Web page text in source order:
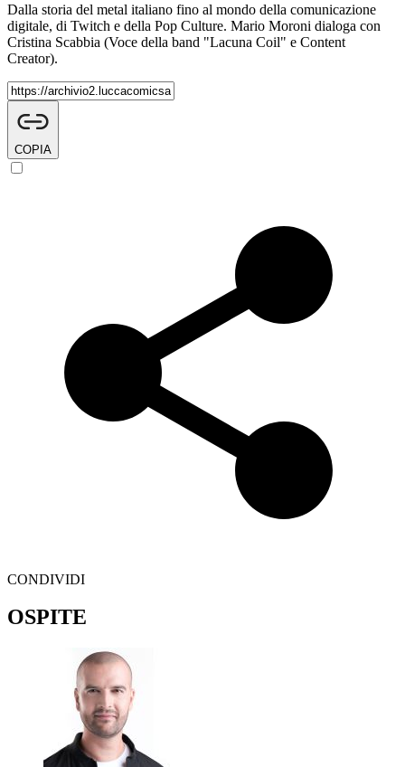
Dalla storia del metal italiano fino al mondo della comunicazione
digitale, di Twitch e della Pop Culture. Mario Moroni dialoga con
Cristina Scabbia (Voce della band "Lacuna Coil" e Content
Creator).
COPIA
CONDIVIDI
OSPITE